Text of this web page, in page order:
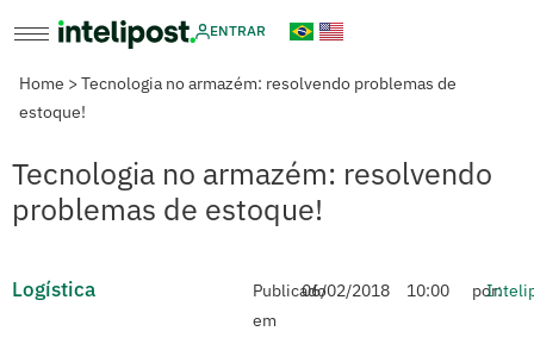
ENTRAR
Home > Tecnologia no armazém: resolvendo problemas de
estoque!
Tecnologia no armazém: resolvendo
problemas de estoque!
Logística
Publicado
em
06/02/2018 10:00 por: